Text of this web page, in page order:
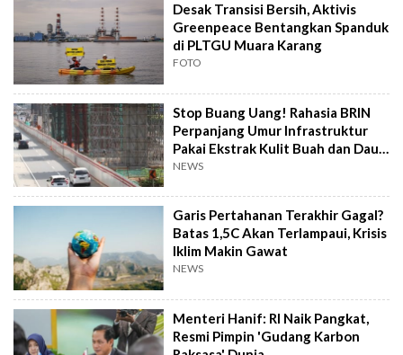
Desak Transisi Bersih, Aktivis
Greenpeace Bentangkan Spanduk
di PLTGU Muara Karang
FOTO
Stop Buang Uang! Rahasia BRIN
Perpanjang Umur Infrastruktur
Pakai Ekstrak Kulit Buah dan Daun
Teh
NEWS
Garis Pertahanan Terakhir Gagal?
Batas 1,5C Akan Terlampaui, Krisis
Iklim Makin Gawat
NEWS
Menteri Hanif: RI Naik Pangkat,
Resmi Pimpin 'Gudang Karbon